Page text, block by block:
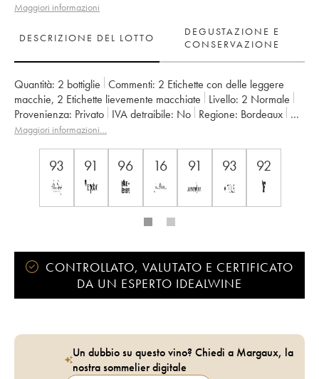
Maggiori informazioni
DESCRIZIONE DEL LOTTO
DEGUSTAZIONE E
CONSERVAZIONE
Quantità: 2 bottiglie Commenti: 2 Etichette con delle leggere
macchie, 2 Etichette lievemente macchiate Livello: 2 Normale
Provenienza:
privato IVA detraibile: no Regione:
Bordeaux
Denominazione: Saint-Émilion Grand Cru
Proprietario:
Famille Corre-Macquin
Maggiori informazioni…
93 91 96 16 91 93 92
CONTROLLATO, VALUTATO E CERTIFICATO
DA UN ESPERTO IDEALWINE
Un dubbio su questo vino? Chiedi a Margaux, la
nostra sommelier digitale